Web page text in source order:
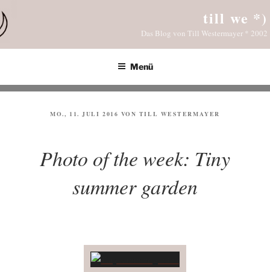
Inhalt
springen
till we *)
Das Blog von Till Westermayer * 2002
Menü
VERÖFFENTLICHT
MO., 11. JULI 2016 VON TILL WESTERMAYER
Photo of the week: Tiny
summer garden